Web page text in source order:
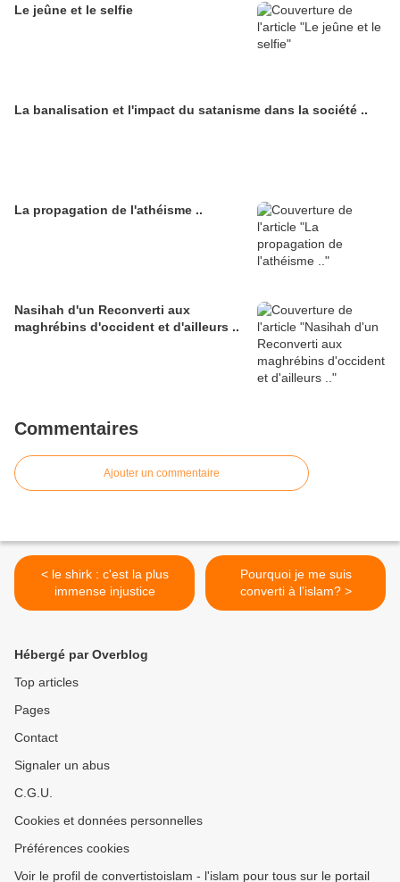
Le jeûne et le selfie
La banalisation et l'impact du satanisme dans la société ..
La propagation de l'athéisme ..
Nasihah d'un Reconverti aux
maghrébins d'occident et d'ailleurs ..
Commentaires
Ajouter un commentaire
< le shirk : c'est la plus
immense injustice
Pourquoi je me suis
converti à l’islam? >
Hébergé par Overblog
Top articles
Pages
Contact
Signaler un abus
C.G.U.
Cookies et données personnelles
Préférences cookies
Voir le profil de convertistoislam - l'islam pour tous sur le portail